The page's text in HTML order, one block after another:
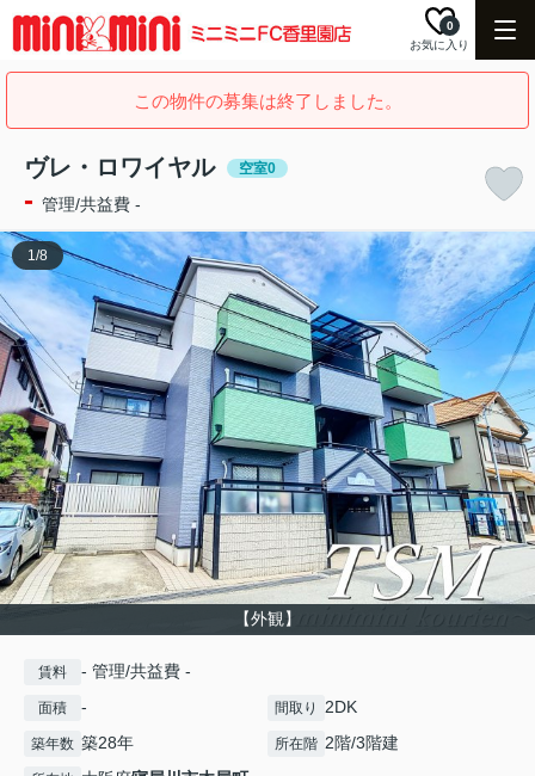
お気に入り
0
この物件の募集は終了しました。
ヴレ・ロワイヤル 空室0
- 管理/共益費 -
【外観】
1/8
賃料 - 管理/共益費 -
面積 - 間取り 2DK
築年数 築28年 所在階 2階/3階建